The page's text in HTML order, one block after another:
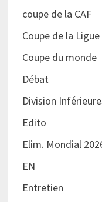
coupe de la CAF
Coupe de la Ligue
Coupe du monde
Débat
Division
Edito
Elim. Mondial
EN
Entretien